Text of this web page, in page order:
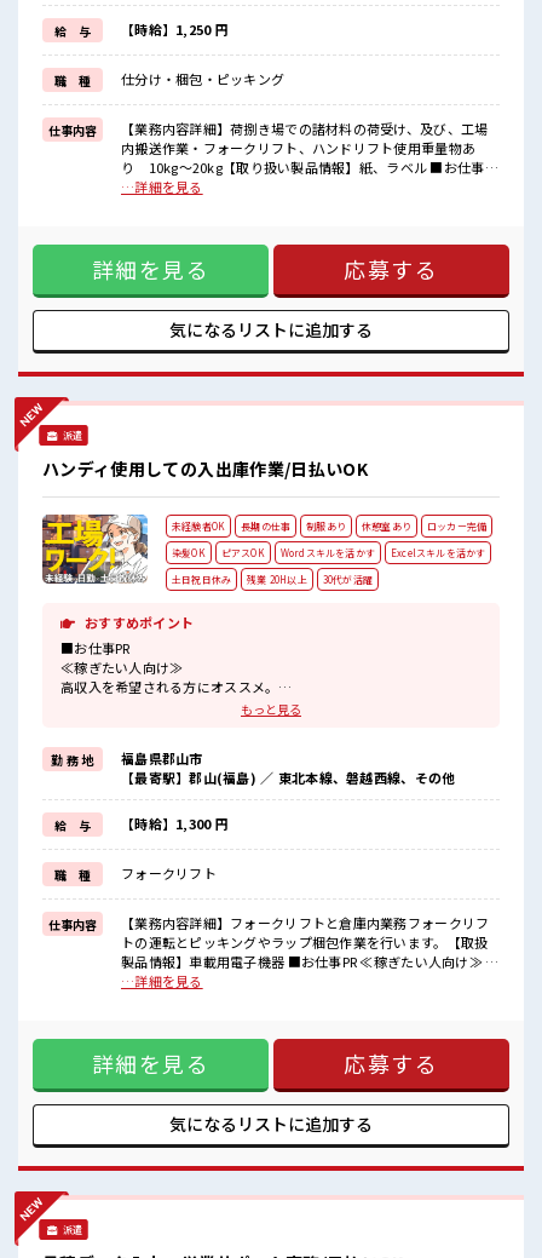
毎日の服装の悩み解消♪
≪初めての仕事だけど自分にもできそう≫
新しいことにチャレンジするのは不安だけど、
しっかり働く環境が整っています！
イチからスキルUP・ステップUP目指していきましょう！
≪自分に合った期間で働ける≫
福利厚生が整った派遣のお仕事です！
■職場の雰囲気
休憩時間にゆっくりできるスペース完備！
残業がしっかりあるお仕事！
給 与 【時給】1,250 円
職 種 仕分け・梱包・ピッキング
仕事内容
【業務内容詳細】荷捌き場での諸材料の荷受け、及び、工場
内搬送作業・フォークリフト、ハンドリフト使用重量物あ
り 10kg～20kg【取り扱い製品情報】紙、ラベル ■お仕事
PR ≪残業で稼げる≫ 高収入を希望される方にオススメ。 残業
るので、 毎日の服装の悩み解消♪ ≪初めての仕事だけど自分
にもできそう≫ 新しいことにチャレンジするのは不安だけ
ど、 しっかり働く環境が整っています！ イチからスキルUP・
ステップUP目指していきましょう！ ≪自分に合った期間で働
ける≫ 福利厚生が整った派遣のお仕事です！ ■職場の雰囲気
休憩時間にゆっくりできるスペース完備！ ロッカーあり！ 安
…詳細を見る
詳細を見る 応募する
気になるリストに追加する
派遣
ハンディ使用しての入出庫作業/日払いOK
未経験者OK 長期の仕事 制服あり 休憩室あり
ロッカー完備
染髪OK
ピアスOK Wordスキルを活かす
Excelスキルを活かす
土日祝日休み
残業 20H以上 30代が活躍
おすすめポイント
■お仕事PR
≪稼ぎたい人向け≫
高収入を希望される方にオススメ。
残業は月20時間以上あります♪
週末は家族や友人と一緒にプライベート満喫！
≪髪型自由≫
基本的に髪色自由で明るすぎたり奇抜でなければOKです！
(規定有)≪動きやすい制服アリ≫
制服があるので、
毎日の服装の悩み解消♪
≪未経験の方も大カンゲイ≫
新しいことにチャレンジするのは不安だけど、
しっかり働く環境が整っています！
イチからスキルUP・ステップUP目指していきましょう！
■職場の雰囲気
髪型にこだわりのあるアナタは必見！
持ち物が多いあなたにもぴったり☆
ロッカー付き職場♪
もっと見る
勤 務 地
福島県郡山市
【最寄駅】郡山(福島) ／ 東北本線、磐越西線、その他
給 与 【時給】1,300 円
職 種 フォークリフト
仕事内容
【業務内容詳細】フォークリフトと倉庫内業務フォークリフ
トの運転とピッキングやラップ梱包作業を行います。【取扱
製品情報】車載用電子機器 ■お仕事PR ≪稼ぎたい人向け≫ 高
収入を希望される方にオススメ。 残業は月20時間以上ありま
なければOKです！ (規定有)≪動きやすい制服アリ≫ 制服があ
るので、 毎日の服装の悩み解消♪ ≪未経験の方も大カンゲイ
≫ 新しいことにチャレンジするのは不安だけど、 しっかり働
く環境が整っています！ イチからスキルUP・ステップUP目
指していきましょう！ ■職場の雰囲気 髪型にこだわりのある
アナタは必見！ 髪型自由な職場！ 休憩室完備でランチや休憩
付き職場♪
…詳細を見る
詳細を見る 応募する
気になるリストに追加する
派遣